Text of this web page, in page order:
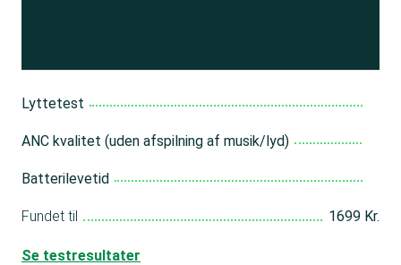
Lyttetest
ANC kvalitet (uden afspilning af musik/lyd)
Batterilevetid
Fundet til 1699 Kr.
Se testresultater